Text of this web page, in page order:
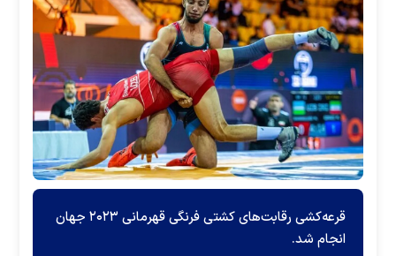
قرعه‌کشی رقابت‌های کشتی فرنگی قهرمانی ۲۰۲۳ جهان
انجام شد.